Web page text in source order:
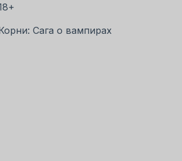
Сага о вампирах